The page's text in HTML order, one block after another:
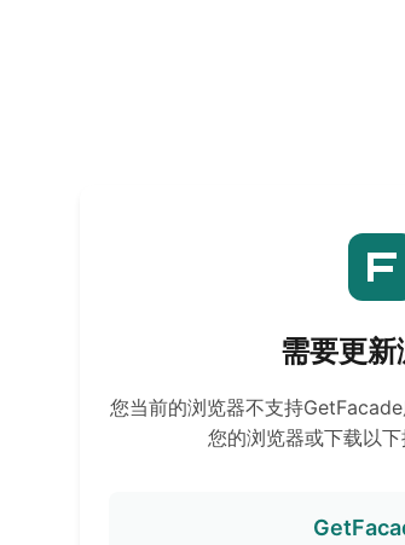
需要更
您当前的浏览器不支持
您的浏览器或下载以下